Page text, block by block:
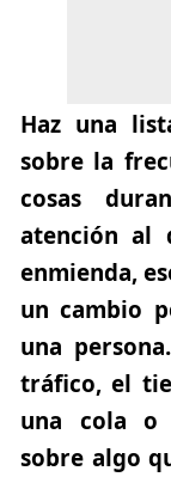
Haz una
sobre la
cosas
atención al
enmienda,
un cambio
una
tráfico, el
una cola o
sobre algo